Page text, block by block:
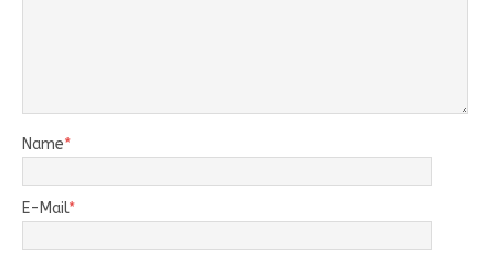
Name*
E-Mail*